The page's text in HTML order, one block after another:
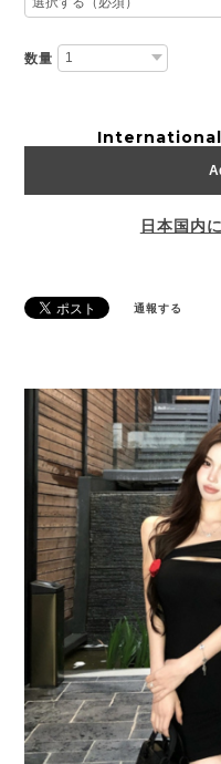
数量
日本国内
通報する